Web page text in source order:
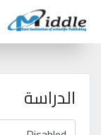
الدراسة